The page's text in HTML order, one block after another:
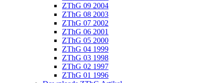
ZThG 09 2004
ZThG 08 2003
ZThG 07 2002
ZThG 06 2001
ZThG 05 2000
ZThG 04 1999
ZThG 03 1998
ZThG 02 1997
ZThG 01 1996